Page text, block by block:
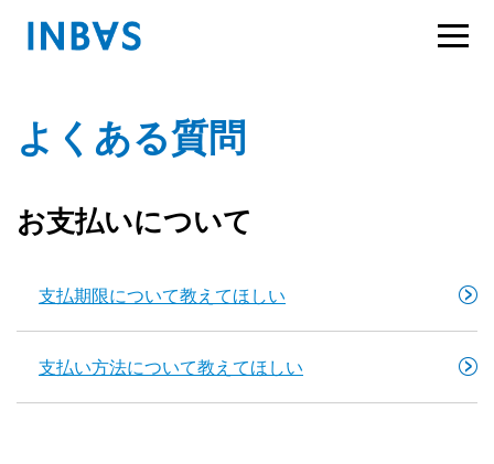
よくある質問
お支払いについて
支払期限について教えてほしい
支払い方法について教えてほしい